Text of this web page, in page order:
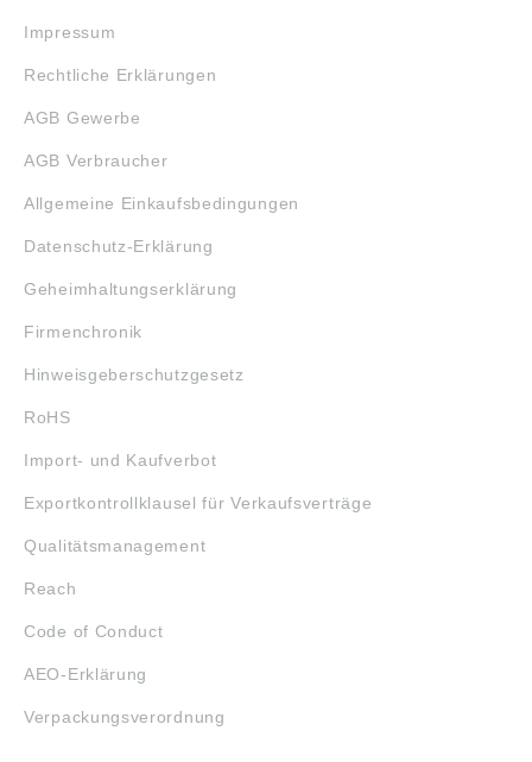
Impressum
Rechtliche Erklärungen
AGB Gewerbe
AGB Verbraucher
Allgemeine Einkaufsbedingungen
Datenschutz-Erklärung
Geheimhaltungserklärung
Firmenchronik
Hinweisgeberschutzgesetz
RoHS
Import- und Kaufverbot
Exportkontrollklausel für Verkaufsverträge
Qualitätsmanagement
Reach
Code of Conduct
AEO-Erklärung
Verpackungsverordnung